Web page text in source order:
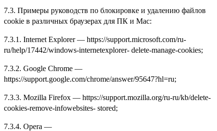
7.3. Примеры руководств по блокировке и удалению файлов
cookie в различных браузерах для ПК и Mac:
7.3.1. Internet Explorer — https://support.microsoft.com/ru-
ru/help/17442/windows-internetexplorer- delete-manage-cookies;
7.3.2. Google Chrome —
https://support.google.com/chrome/answer/95647?hl=ru;
7.3.3. Mozilla Firefox — https://support.mozilla.org/ru-ru/kb/delete-
cookies-remove-infowebsites- stored;
7.3.4. Opera —